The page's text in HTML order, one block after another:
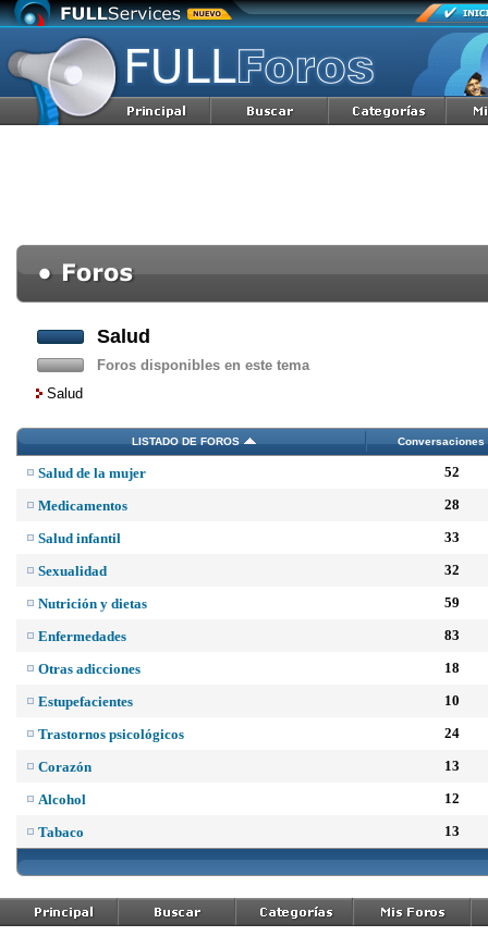
Salud
Foros disponibles en este tema
Salud
LISTADO DE FOROS Conversaciones
Salud de la mujer 52
Medicamentos 28
Salud infantil 33
Sexualidad 32
Nutrición y dietas 59
Enfermedades 83
Otras adicciones 18
Estupefacientes 10
Trastornos psicológicos 24
Corazón 13
Alcohol 12
Tabaco 13